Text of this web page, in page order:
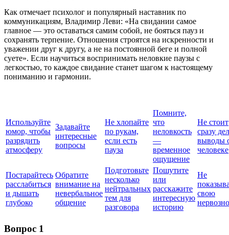
Как отмечает психолог и популярный наставник по
коммуникациям, Владимир Леви: «На свидании самое
главное — это оставаться самим собой, не бояться пауз и
сохранять терпение. Отношения строятся на искренности и
уважении друг к другу, а не на постоянной беге и полной
суете». Если научиться воспринимать неловкие паузы с
легкостью, то каждое свидание станет шагом к настоящему
пониманию и гармонии.
Используйте
юмор, чтобы
разрядить
атмосферу
Задавайте
интересные
вопросы
Не хлопайте
по рукам,
если есть
пауза
Помните,
что
неловкость
—
временное
ощущение
Не стоит
сразу
выводы
человеке
Постарайтесь
расслабиться
и дышать
глубоко
Обратите
внимание на
невербальное
общение
Подготовьте
несколько
нейтральных
тем для
разговора
Пошутите
или
расскажите
интересную
историю
Не
свою
Вопрос 1